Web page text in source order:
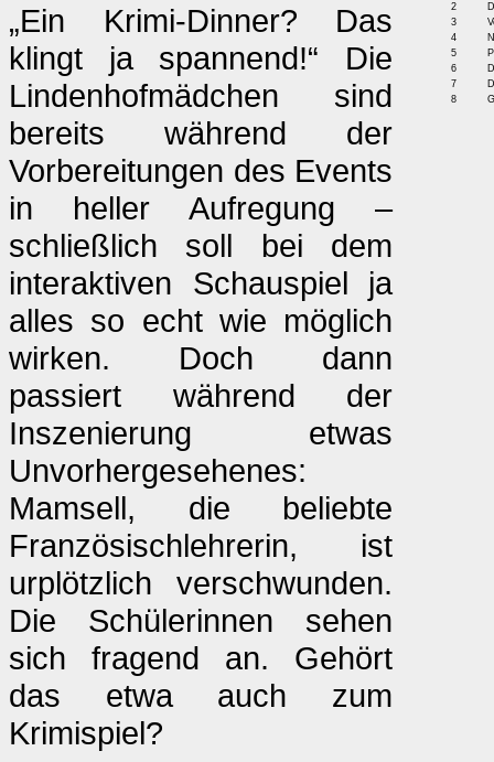
„Ein Krimi-Dinner? Das
klingt ja spannend!“ Die
Lindenhofmädchen sind
bereits während der
Vorbereitungen des Events
in heller Aufregung –
schließlich soll bei dem
interaktiven Schauspiel ja
alles so echt wie möglich
wirken. Doch dann
passiert während der
Inszenierung etwas
Unvorhergesehenes:
Mamsell, die beliebte
Französischlehrerin, ist
urplötzlich verschwunden.
Die Schülerinnen sehen
sich fragend an. Gehört
das etwa auch zum
Krimispiel?
2
3
4
5
6
7
8